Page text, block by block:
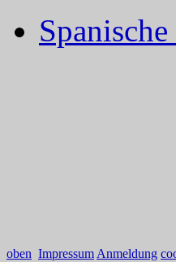
oben Impressum Anmeldung